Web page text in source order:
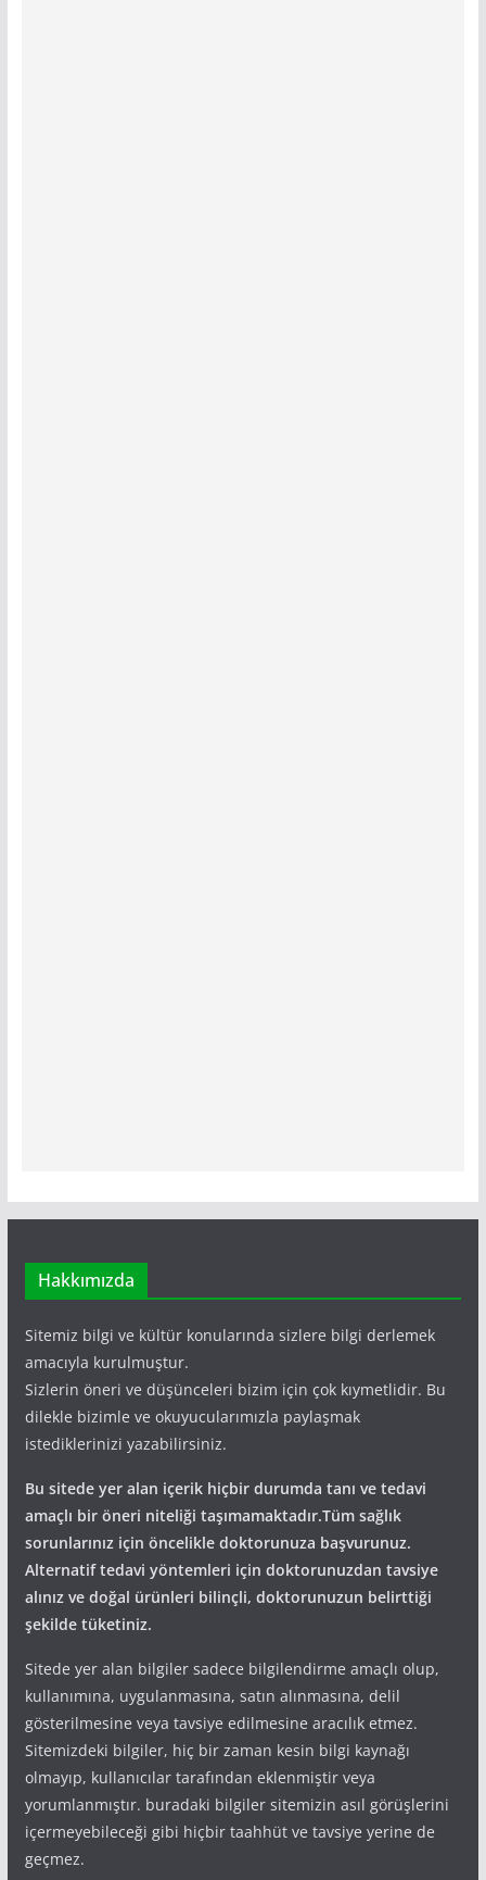
Hakkımızda
Sitemiz bilgi ve kültür konularında sizlere bilgi derlemek
amacıyla kurulmuştur.
Sizlerin öneri ve düşünceleri bizim için çok kıymetlidir. Bu
dilekle bizimle ve okuyucularımızla paylaşmak
istediklerinizi yazabilirsiniz.
Bu sitede yer alan içerik hiçbir durumda tanı ve tedavi
amaçlı bir öneri niteliği taşımamaktadır.Tüm sağlık
sorunlarınız için öncelikle doktorunuza başvurunuz.
Alternatif tedavi yöntemleri için doktorunuzdan tavsiye
alınız ve doğal ürünleri bilinçli, doktorunuzun belirttiği
şekilde tüketiniz.
Sitede yer alan bilgiler sadece bilgilendirme amaçlı olup,
kullanımına, uygulanmasına, satın alınmasına, delil
gösterilmesine veya tavsiye edilmesine aracılık etmez.
Sitemizdeki bilgiler, hiç bir zaman kesin bilgi kaynağı
olmayıp, kullanıcılar tarafından eklenmiştir veya
yorumlanmıştır. buradaki bilgiler sitemizin asıl görüşlerini
içermeyebileceği gibi hiçbir taahhüt ve tavsiye yerine de
geçmez.